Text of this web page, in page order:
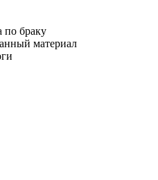
по браку
материал